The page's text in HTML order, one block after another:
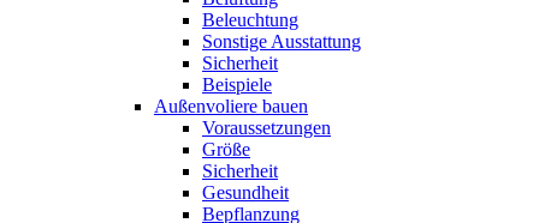
Beleuchtung
Sonstige Ausstattung
Sicherheit
Beispiele
Außenvoliere bauen
Voraussetzungen
Größe
Sicherheit
Gesundheit
Bepflanzung